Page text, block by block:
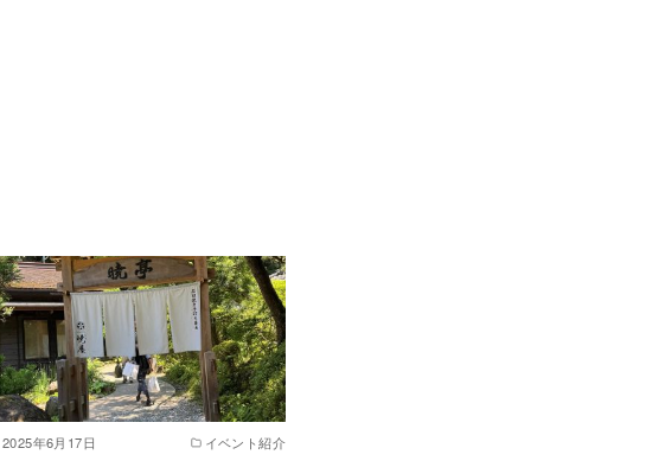
2025年6月17日 イベント紹介